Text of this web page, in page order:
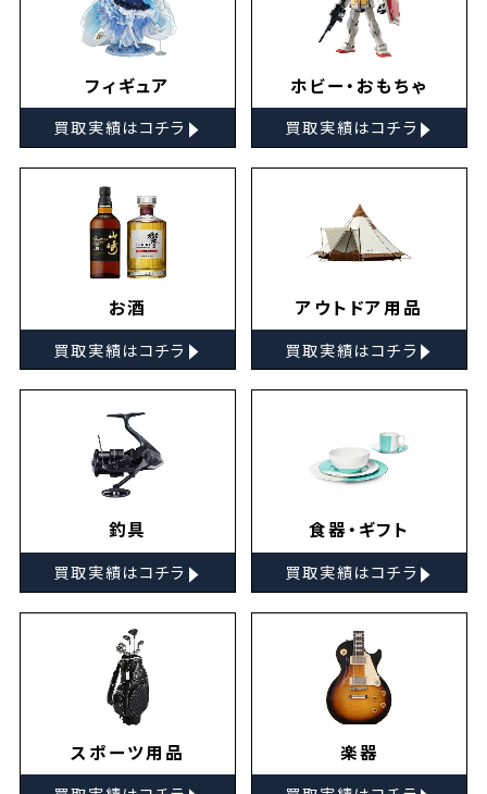
フィギュア
買取実績はコチラ ▸
ホビー・おもちゃ
買取実績はコチラ ▸
お酒
買取実績はコチラ ▸
アウトドア用品
買取実績はコチラ ▸
釣具
買取実績はコチラ ▸
食器・ギフト
買取実績はコチラ ▸
スポーツ用品 楽器